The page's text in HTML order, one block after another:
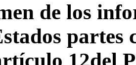
de los
12del